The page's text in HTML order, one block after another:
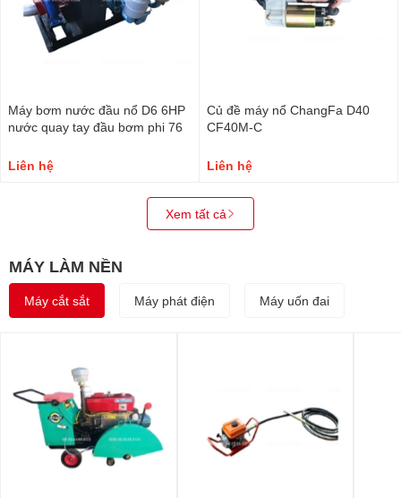
Máy bơm nước đầu nổ D6 6HP
nước quay tay đầu bơm phi 76
Liên hệ
Củ đề máy nổ ChangFa D40
CF40M-C
Liên hệ
Xem tất cả
MÁY LÀM NỀN
Máy cắt sắt Máy phát điện Máy uốn đai